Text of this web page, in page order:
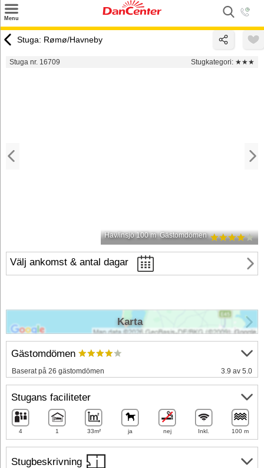
Menu
Tilbud
Stuga: Rømø/Havneby
Stuga nr. 16709 Stugkategori: ★★★
Hav/insjö 100 m Gästomdömen
Välj ankomst & antal dagar
Stugbeskrivning
Gästomdömen
Baserat på 26 gästomdömen 3.9 av 5.0
Stugans faciliteter
4 1 33m² ja nej Inkl. 100 m
Karta